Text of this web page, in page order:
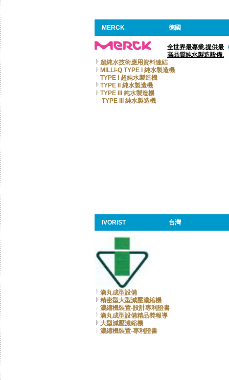
MERCK 德國
全世界最專業,提供最
高品質純水製造設備.
超純水技術應用資料連結
MILLI-Q TYPE I 純水製造機
TYPE I 超純水製造機
TYPE II 純水製造機
TYPE III 純水製造機
TYPE III 純水製造機
IVORIST 台灣
滴丸成型設備
精密型大型減壓濃縮機
濃縮機裝置-設計專利證書
滴丸成型設備精品奬報導
大型減壓濃縮機
濃縮機裝置-專利證書